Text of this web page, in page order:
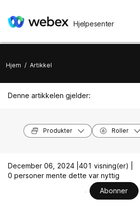
Hjelpesenter
Hjem / Artikkel
Denne artikkelen gjelder:
Produkter Roller
December 06, 2024 | 401 visning(er) |
0 personer mente dette var nyttig
Abonner